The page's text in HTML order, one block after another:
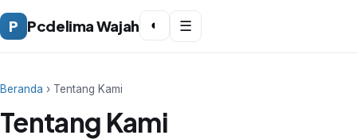
P Pcdelima Wajah ◐ ☰
Beranda › Tentang Kami
Tentang Kami